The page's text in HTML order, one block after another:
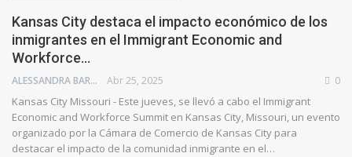
Kansas City destaca el impacto económico de los
inmigrantes en el Immigrant Economic and
Workforce…
ALESSANDRA BARRIOS Abr 25, 2025 0
Kansas City Missouri - Este jueves, se llevó a cabo el Immigrant
Economic and Workforce Summit en Kansas City, Missouri, un evento
organizado por la Cámara de Comercio de Kansas City para
destacar el impacto de la comunidad inmigrante en el…